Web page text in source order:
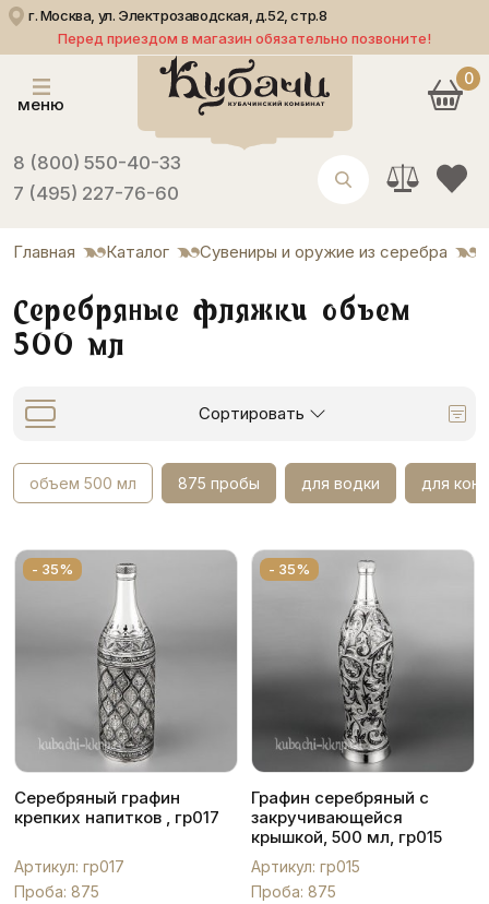
г. Москва, ул. Электрозаводская, д.52, стр.8
Перед приездом в магазин обязательно позвоните!
меню
8 (800) 550-40-33
7 (495) 227-76-60
0
Главная Каталог Сувениры и оружие из серебра
Серебряные фляжки объем
500 мл
Сортировать
объем 500 мл 875 пробы для водки для
- 35%
Серебряный графин
крепких напитков , гр017
Артикул: гр017
Проба: 875
- 35%
Графин серебряный с
закручивающейся
крышкой, 500 мл, гр015
Артикул: гр015
Проба: 875